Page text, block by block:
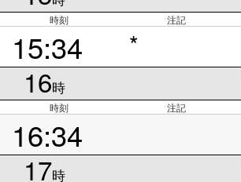
時刻 注記
15:34 *
16時
時刻 注記
16:34
17時